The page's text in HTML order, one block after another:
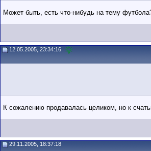
Может быть, есть что-нибудь на тему
12.05.2005, 23:34:16
К сожалению продавалась целиком, но к
29.11.2005, 18:37:18